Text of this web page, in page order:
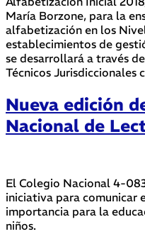
María Borzone, para la
alfabetización en los
establecimientos de
se desarrollará a través
Técnicos Jurisdiccionales
Nueva edición
Nacional de
El Colegio Nacional 4-
iniciativa para comunicar
importancia para la
niños.